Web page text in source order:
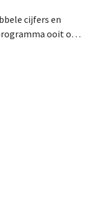
cijfers en
ooit om